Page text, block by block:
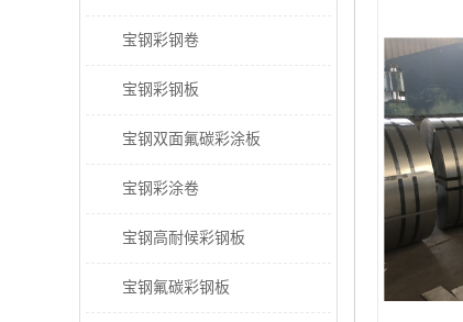
宝钢彩钢卷
宝钢彩钢板
宝钢双面氟碳彩涂板
宝钢彩涂卷
宝钢高耐候彩钢板
宝钢氟碳彩钢板